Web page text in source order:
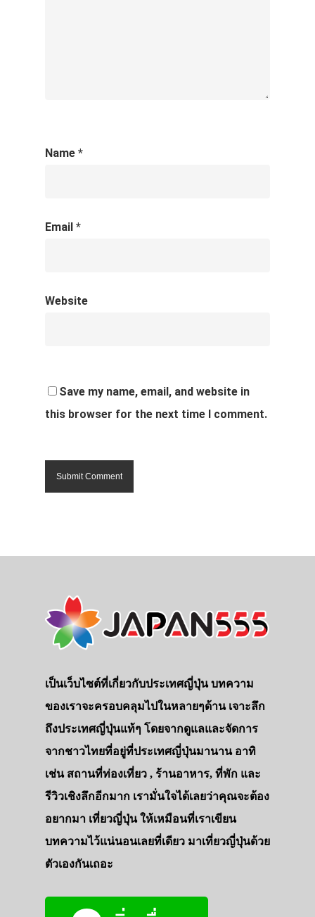
Name *
Email *
Website
Save my name, email, and website in
this browser for the next time I comment.
เป็นเว็บไซต์ที่เกี่ยวกับประเทศญี่ปุ่น บทความ
ของเราจะครอบคลุมไปในหลายๆด้าน เจาะลึก
ถึงประเทศญี่ปุ่นแท้ๆ โดยจากดูแลและจัดการ
จากชาวไทยที่อยู่ที่ประเทศญี่ปุ่นมานาน อาทิ
เช่น สถานที่ท่องเที่ยว , ร้านอาหาร, ที่พัก และ
รีวิวเชิงลึกอีกมาก เรามั่นใจได้เลยว่าคุณจะต้อง
อยากมา เที่ยวญี่ปุ่น ให้เหมือนที่เราเขียน
บทความไว้แน่นอนเลยที่เดียว มาเที่ยวญี่ปุ่นด้วย
ตัวเองกันเถอะ